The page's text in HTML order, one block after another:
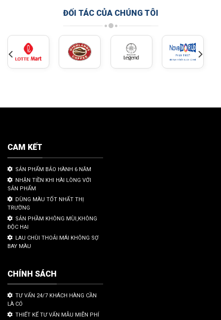
ĐỐI TÁC CỦA CHÚNG TÔI
CAM KẾT
SẢN PHẨM BẢO HÀNH 6 NĂM
NHẬN TIỀN KHI HÀI LÒNG VỚI
SẢN PHẨM
DÙNG MÀU TỐT NHẤT THỊ
TRƯỜNG
SẢN PHẦM KHÔNG MÙI,KHÔNG
ĐỘC HẠI
LAU CHÙI THOẢI MÁI KHÔNG SỢ
BAY MÀU
CHÍNH SÁCH
TƯ VẤN 24/7 KHÁCH HÀNG CẦN
LÀ CÓ
THIẾT KẾ TƯ VẤN MẪU MIỄN PHÍ